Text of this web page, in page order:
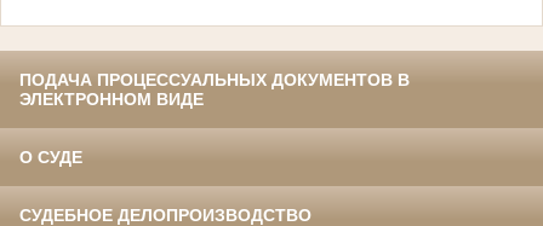
ПОДАЧА ПРОЦЕССУАЛЬНЫХ ДОКУМЕНТОВ В
ЭЛЕКТРОННОМ ВИДЕ
О СУДЕ
СУДЕБНОЕ ДЕЛОПРОИЗВОДСТВО